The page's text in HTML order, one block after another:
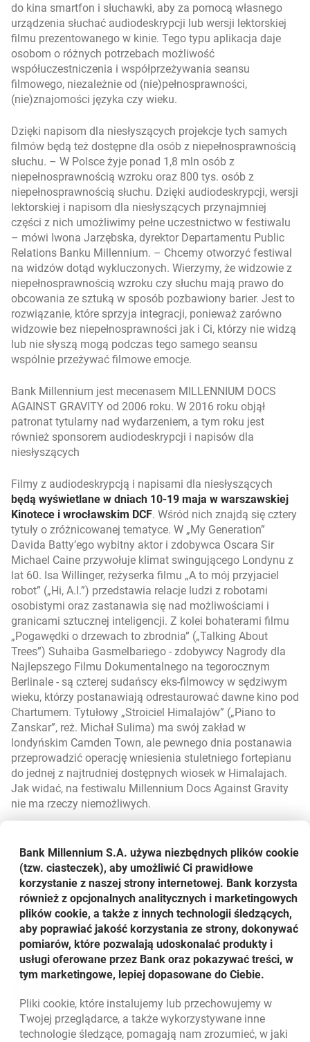
do kina smartfon i słuchawki, aby za pomocą własnego
urządzenia słuchać audiodeskrypcji lub wersji lektorskiej
filmu prezentowanego w kinie. Tego typu aplikacja daje
osobom o różnych potrzebach możliwość
współuczestniczenia i współprzeżywania seansu
filmowego, niezależnie od (nie)pełnosprawności,
(nie)znajomości języka czy wieku.
Dzięki napisom dla niesłyszących projekcje tych samych
filmów będą też dostępne dla osób z niepełnosprawnością
słuchu. – W Polsce żyje ponad 1,8 mln osób z
niepełnosprawnością wzroku oraz 800 tys. osób z
niepełnosprawnością słuchu. Dzięki audiodeskrypcji, wersji
lektorskiej i napisom dla niesłyszących przynajmniej
części z nich umożliwimy pełne uczestnictwo w festiwalu
– mówi Iwona Jarzębska, dyrektor Departamentu Public
Relations Banku Millennium. – Chcemy otworzyć festiwal
na widzów dotąd wykluczonych. Wierzymy, że widzowie z
niepełnosprawnością wzroku czy słuchu mają prawo do
obcowania ze sztuką w sposób pozbawiony barier. Jest to
rozwiązanie, które sprzyja integracji, ponieważ zarówno
widzowie bez niepełnosprawności jak i Ci, którzy nie widzą
lub nie słyszą mogą podczas tego samego seansu
wspólnie przeżywać filmowe emocje.
Bank Millennium jest mecenasem MILLENNIUM DOCS
AGAINST GRAVITY od 2006 roku. W 2016 roku objął
patronat tytularny nad wydarzeniem, a tym roku jest
również sponsorem audiodeskrypcji i napisów dla
niesłyszących
Filmy z audiodeskrypcją i napisami dla niesłyszących
będą wyświetlane w dniach 10-19 maja w warszawskiej
Kinotece i wrocławskim DCF. Wśród nich znajdą się cztery
tytuły o zróżnicowanej tematyce. W „My Generation”
Davida Batty’ego wybitny aktor i zdobywca Oscara Sir
Michael Caine przywołuje klimat swingującego Londynu z
lat 60. Isa Willinger, reżyserka filmu „A to mój przyjaciel
robot” („Hi, A.I.”) przedstawia relacje ludzi z robotami
osobistymi oraz zastanawia się nad możliwościami i
granicami sztucznej inteligencji. Z kolei bohaterami filmu
„Pogawędki o drzewach to zbrodnia” („Talking About
Trees”) Suhaiba Gasmelbariego - zdobywcy Nagrody dla
Najlepszego Filmu Dokumentalnego na tegorocznym
Berlinale - są czterej sudańscy eks-filmowcy w sędziwym
wieku, którzy postanawiają odrestaurować dawne kino pod
Chartumem. Tytułowy „Stroiciel Himalajów” („Piano to
Zanskar”, reż. Michał Sulima) ma swój zakład w
londyńskim Camden Town, ale pewnego dnia postanawia
przeprowadzić operację wniesienia stuletniego fortepianu
do jednej z najtrudniej dostępnych wiosek w Himalajach.
Jak widać, na festiwalu Millennium Docs Against Gravity
nie ma rzeczy niemożliwych.
osoby z niepełnosprawnością słuchu będę mogły kupić
bilety na pokazy filmów z audiodeskrypcją i napisami w
cenie 12 zł. Na projekcje obowiązują zapisy:
kinoteka@audiomovie.pl dla projekcji w Warszawie oraz
dcf@audiomovie.pl dla projekcji we Wrocławiu.
Zapraszamy!
Udostępnij
otwiera się w nowej karcie
otwiera się w nowej karcie
otwiera się w nowej karcie
Powrót do listy
Bank Millennium S.A. używa niezbędnych plików cookie
(tzw. ciasteczek), aby umożliwić Ci prawidłowe
korzystanie z naszej strony internetowej. Bank korzysta
również z opcjonalnych analitycznych i marketingowych
plików cookie, a także z innych technologii śledzących,
aby poprawiać jakość korzystania ze strony, dokonywać
pomiarów, które pozwalają udoskonalać produkty i
usługi oferowane przez Bank oraz pokazywać treści, w
tym marketingowe, lepiej dopasowane do Ciebie.
Pliki cookie, które instalujemy lub przechowujemy w
Twojej przeglądarce, a także wykorzystywane inne
technologie śledzące, pomagają nam zrozumieć, w jaki